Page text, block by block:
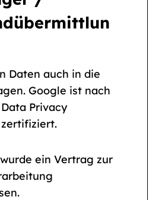
Daten auch in die
Google ist nach
Privacy
ein Vertrag zur